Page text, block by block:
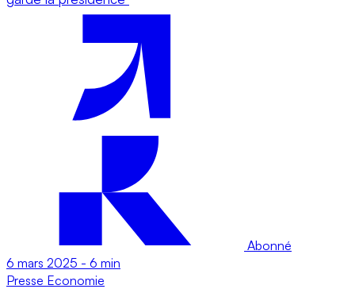
Abonné
6 mars 2025 - 6 min
Presse Economie